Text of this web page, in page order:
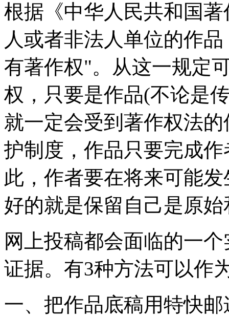
根据《中华人民共和国
人或者非法人单位的作
有著作权"。从这一规定
权，只要是作品(不论是
就一定会受到著作权法
护制度，作品只要完成
此，作者要在将来可能
好的就是保留自己是原
网上投稿都会面临的一
证据。有3种方法可以作
一、把作品底稿用特快